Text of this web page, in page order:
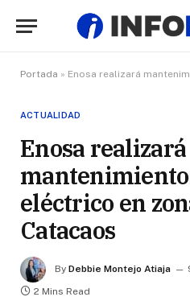
Portada » Enosa realizará mantenimientos del
ACTUALIDAD
Enosa realizará
eléctrico en
Catacaos
By Debbie Montejo Atiaja
2 Mins Read